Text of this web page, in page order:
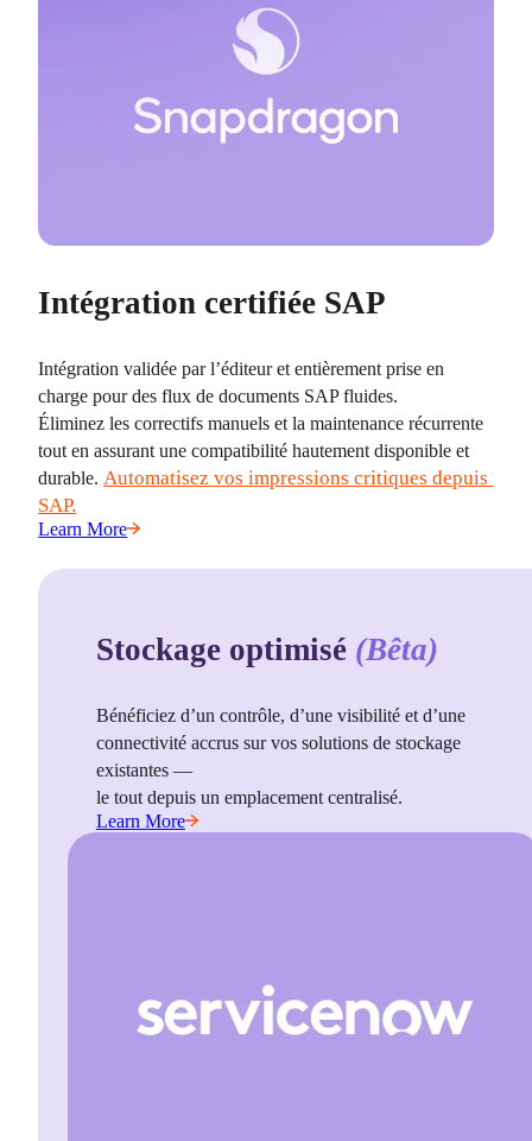
Intégration certifiée SAP
Intégration validée par l’éditeur et entièrement prise en
charge pour des flux de documents SAP fluides.
Éliminez les correctifs manuels et la maintenance récurrente
tout en assurant une compatibilité hautement disponible et
durable. Automatisez vos impressions critiques depuis
SAP.
Learn More
Stockage optimisé (Bêta)
Bénéficiez d’un contrôle, d’une visibilité et d’une
connectivité accrus sur vos solutions de stockage
existantes —
le tout depuis un emplacement centralisé.
Learn More